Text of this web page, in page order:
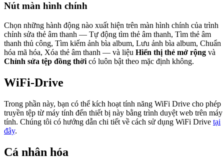
Nút màn hình chính
Chọn những hành động nào xuất hiện trên màn hình chính của trình
chỉnh sửa thẻ âm thanh — Tự động tìm thẻ âm thanh, Tìm thẻ âm
thanh thủ công, Tìm kiếm ảnh bìa album, Lưu ảnh bìa album, Chuẩn
hóa mã hóa, Xóa thẻ âm thanh — và liệu Hiển thị thẻ mở rộng và
Chỉnh sửa tệp đồng thời có luôn bật theo mặc định không.
WiFi-Drive
Trong phần này, bạn có thể kích hoạt tính năng WiFi Drive cho phép
truyền tệp từ máy tính đến thiết bị này bằng trình duyệt web trên máy
tính. Chúng tôi có hướng dẫn chi tiết về cách sử dụng WiFi Drive tại
đây.
Cá nhân hóa